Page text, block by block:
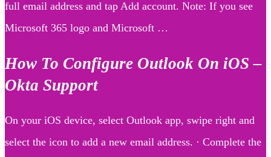
full email address and tap Add account. Note: If you see
Microsoft 365 logo and Microsoft …
How To Configure Outlook On iOS –
Okta Support
On your iOS device, select Outlook app, swipe right and
select the icon to add a new email address. · Complete the